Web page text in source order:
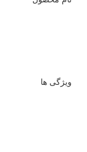
ویژگی ها